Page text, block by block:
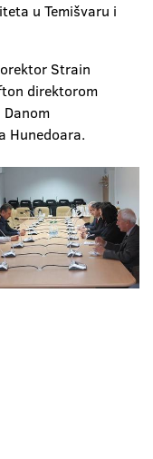
u Temišvaru i
Strain
direktorom
Hunedoara.